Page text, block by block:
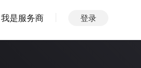
我是服务商 登录